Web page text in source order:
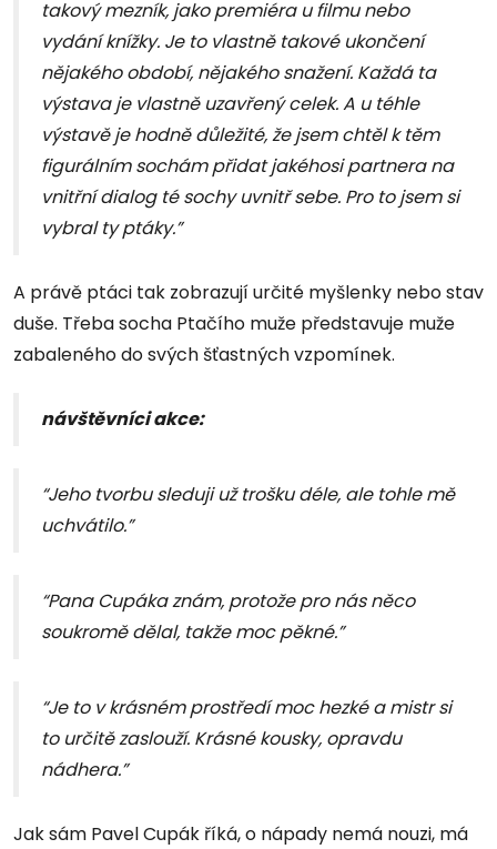
takový mezník, jako premiéra u filmu nebo
vydání knížky. Je to vlastně takové ukončení
nějakého období, nějakého snažení. Každá ta
výstava je vlastně uzavřený celek. A u téhle
výstavě je hodně důležité, že jsem chtěl k těm
figurálním sochám přidat jakéhosi partnera na
vnitřní dialog té sochy uvnitř sebe. Pro to jsem si
vybral ty ptáky.”
A právě ptáci tak zobrazují určité myšlenky nebo stav
duše. Třeba socha Ptačího muže představuje muže
zabaleného do svých šťastných vzpomínek.
návštěvníci akce:
“Jeho tvorbu sleduji už trošku déle, ale tohle mě
uchvátilo.”
“Pana Cupáka znám, protože pro nás něco
soukromě dělal, takže moc pěkné.”
“Je to v krásném prostředí moc hezké a mistr si
to určitě zaslouží. Krásné kousky, opravdu
nádhera.”
Jak sám Pavel Cupák říká, o nápady nemá nouzi, má